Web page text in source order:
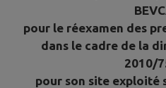
pour le réexamen des
dans le cadre de la
2010/
pour son site exploité